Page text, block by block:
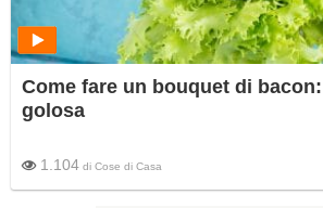
Come fare un bouquet di
golosa
1.104 di Cose di Casa